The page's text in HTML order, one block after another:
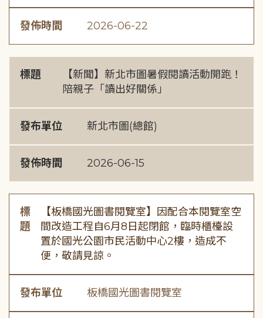
發佈時間 2026-06-22
標題
【新聞】新北市圖暑假閱讀活動開跑！
陪親子「讀出好關係」
發布單位 新北市圖(總館)
發佈時間 2026-06-15
標
題
【板橋國光圖書閱覽室】因配合本閱覽室空
間改造工程自6月8日起閉館，臨時櫃檯設
置於國光公園市民活動中心2樓，造成不
便，敬請見諒。
發布單位 板橋國光圖書閱覽室